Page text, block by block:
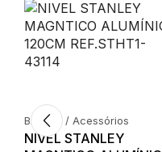
Brindes / Acessórios
NIVEL STANLEY